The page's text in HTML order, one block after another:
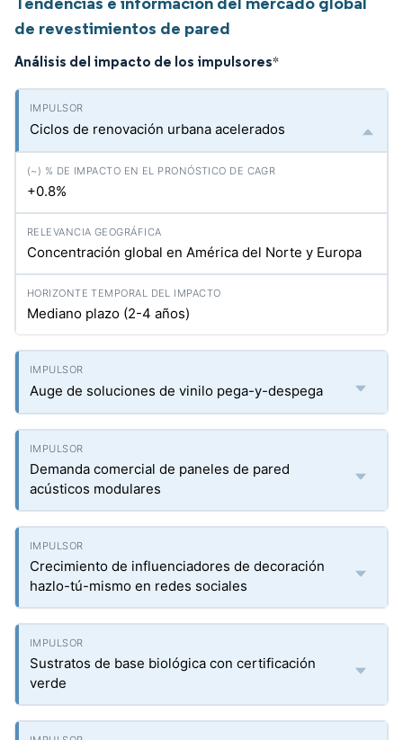
de revestimientos de pared
Análisis del impacto de los impulsores*
Ciclos de renovación urbana acelerados
+0.8%
Concentración global en América del Norte y Europa
Mediano plazo (2-4 años)
Auge de soluciones de vinilo pega-y-despega
Demanda comercial de paneles de pared
acústicos modulares
Crecimiento de influenciadores de decoración
hazlo-tú-mismo en redes sociales
Sustratos de base biológica con certificación
verde